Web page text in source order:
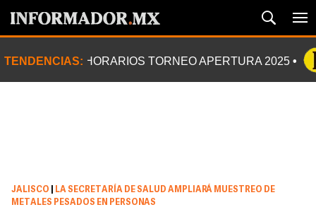
TENDENCIAS: HORARIOS TORNEO APERTURA 2025
JALISCO
LA SECRETARÍA DE SALUD AMPLIARÁ MUESTREO DE
METALES PESADOS EN PERSONAS